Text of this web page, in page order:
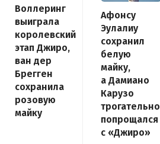
Воллеринг
выиграла
королевский
этап Джиро,
ван дер
Брегген
сохранила
розовую
майку
Афонсу
Эулалиу
сохранил
белую
майку,
а Дамиано
Карузо
трогательно
попрощался
с «Джиро»